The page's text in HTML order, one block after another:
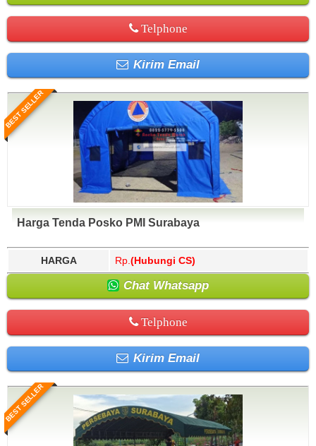
Telphone
Kirim Email
BEST SELLER
Harga Tenda Posko PMI Surabaya
HARGA Rp. (Hubungi CS)
Chat Whatsapp
Telphone
Kirim Email
BEST SELLER